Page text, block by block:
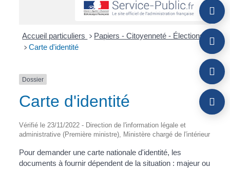
Accueil particuliers > Papiers - Citoyenneté - Élections
> Carte d'identité
Dossier
Carte d'identité
Vérifié le 23/11/2022 - Direction de l'information légale et
administrative (Première ministre), Ministère chargé de l'intérieur
Pour demander une carte nationale d'identité, les
documents à fournir dépendent de la situation : majeur ou